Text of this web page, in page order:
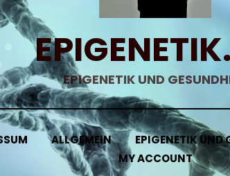
EPIGENETIK UND
ALLGEMEIN EPIGENETIK UND
MY ACCOUNT